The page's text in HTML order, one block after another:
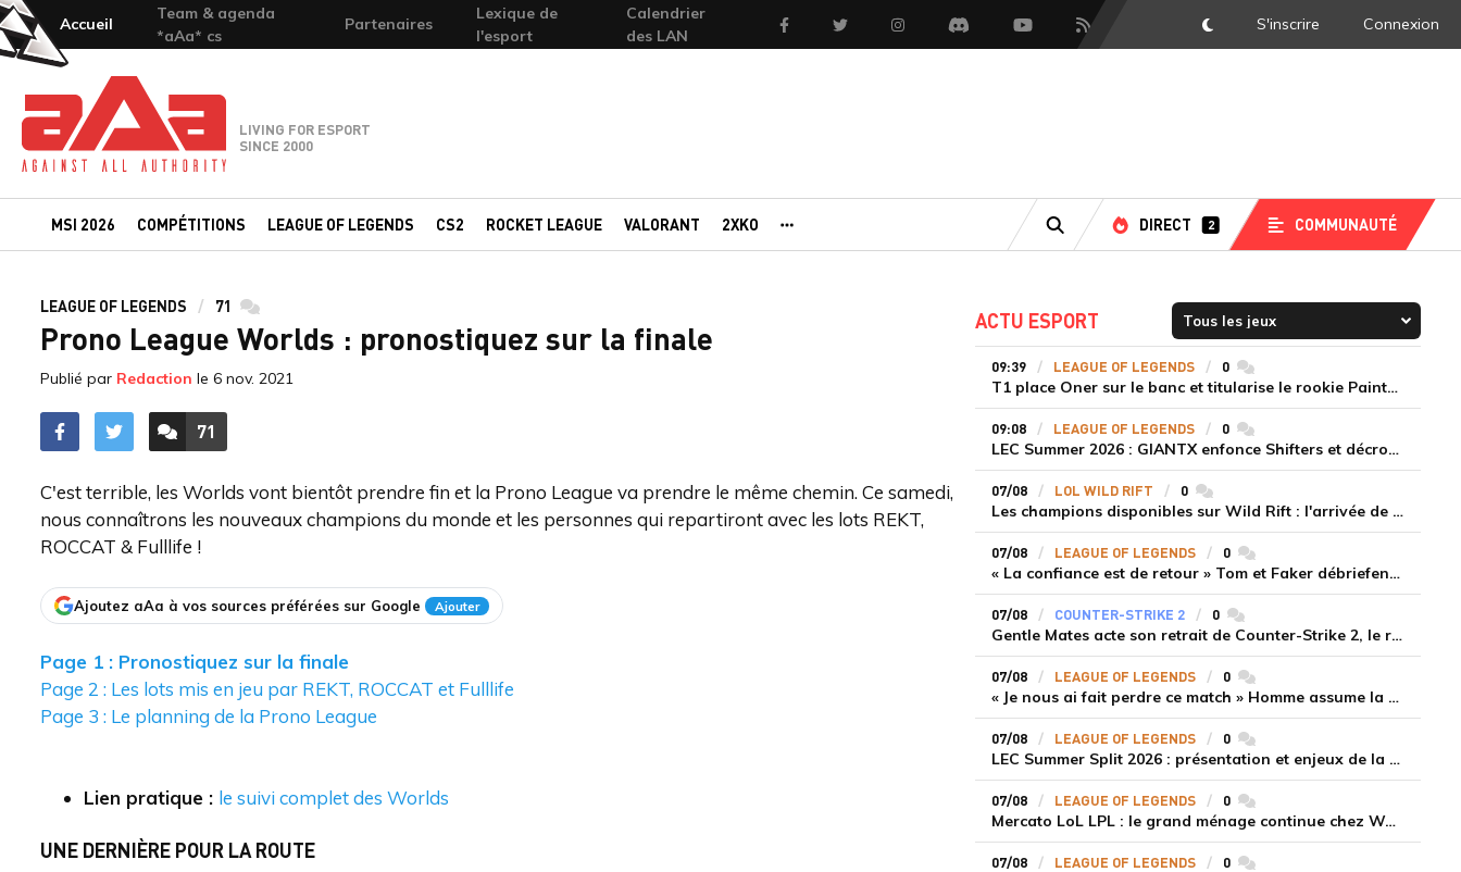
Accueil
Team & agenda
*aAa* cs
Partenaires
Lexique de
l'esport
Calendrier
des LAN
FacebookTwitter InstagramDiscord YoutubeFlux RSS DarkMode
S'inscrire Connexion
Team-aAa - against All authority
LIVING FOR ESPORT
SINCE 2000
MSI 2026 COMPÉTITIONS LEAGUE OF LEGENDS CS2 ROCKET LEAGUE VALORANT 2XKO
RECHERCHE
DIRECT 2 COMMUNAUTÉ
LEAGUE OF LEGENDS 71 commentaires
Prono League Worlds : pronostiquez sur la finale
Publié par Redaction le 6 nov. 2021
ACCÉDER AUX
71
COMMENTAIRES
C'est terrible, les Worlds vont bientôt prendre fin et la Prono League va prendre le même chemin. Ce samedi,
nous connaîtrons les nouveaux champions du monde et les personnes qui repartiront avec les lots REKT,
ROCCAT & Fulllife !
Ajoutez aAa à vos sources préférées sur Google Ajouter
Page 1 : Pronostiquez sur la finale
Page 2 : Les lots mis en jeu par REKT, ROCCAT et Fulllife
Page 3 : Le planning de la Prono League
Lien pratique : le suivi complet des Worlds
UNE DERNIÈRE POUR LA ROUTE
ACTU ESPORT
09:39 LEAGUE OF LEGENDS 0commentaires
T1 place Oner sur le banc et titularise le rookie Painter face à Hanwha Life Esports
09:08 LEAGUE OF LEGENDS 0commentaires
LEC Summer 2026 : GIANTX enfonce Shifters et décroche sa première victoire
07/08 LOL WILD RIFT 0commentaires
Les champions disponibles sur Wild Rift : l'arrivée de Cho'Gath
07/08 LEAGUE OF LEGENDS 0commentaires
« La confiance est de retour » Tom et Faker débriefent la victoire convaincante de T1 face à Dplus KIA
07/08 COUNTER-STRIKE 2 0commentaires
Gentle Mates acte son retrait de Counter-Strike 2, le roster ibérique libéré
07/08 LEAGUE OF LEGENDS 0commentaires
« Je nous ai fait perdre ce match » Homme assume la responsabilité de la défaite de HLE face à Gen.G
07/08 LEAGUE OF LEGENDS 0commentaires
LEC Summer Split 2026 : présentation et enjeux de la troisième semaine de compétition
07/08 LEAGUE OF LEGENDS 0commentaires
Mercato LoL LPL : le grand ménage continue chez Weibo Gaming, Jiejie quitte le navire au profit de Xiaohao
07/08 LEAGUE OF LEGENDS 0commentaires